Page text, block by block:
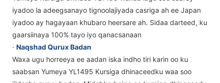
iyadoo la adeegsanayo tignoolajiyada casriga ah ee Japan
iyadoo ay hagayaan khubaro heersare ah. Sidaa darteed, ku
gaarsiinaya 100% tayo iyo qanacsanaan
· Naqshad Qurux Badan
Waxa ugu horreeya ee aadan iska indho tiri karin oo ku
saabsan Yumeya YL1495 Kursiga dhinaceedku waa soo